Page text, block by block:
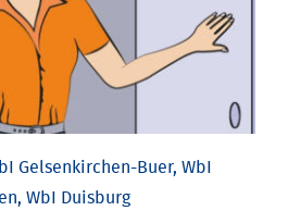
Gelsenkirchen-Buer, WbI
WbI Duisburg